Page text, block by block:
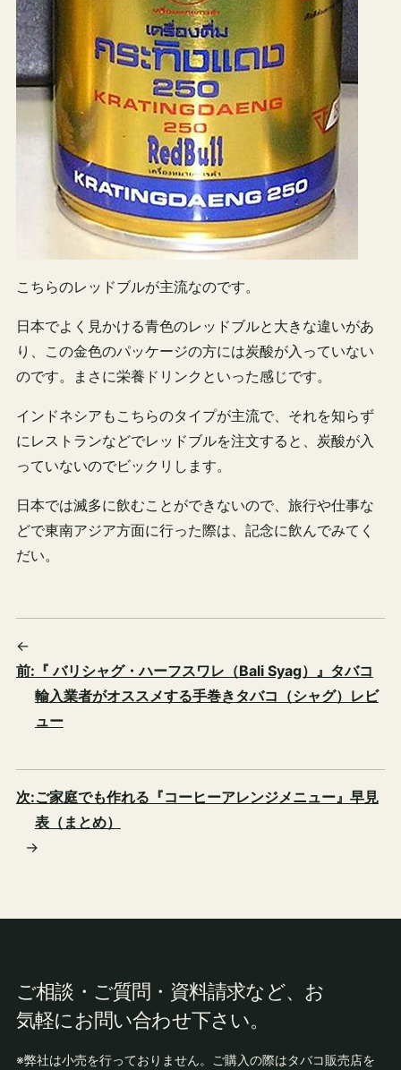
こちらのレッドブルが主流なのです。
日本でよく見かける青色のレッドブルと大きな違いがあ
り、この金色のパッケージの方には炭酸が入っていない
のです。まさに栄養ドリンクといった感じです。
インドネシアもこちらのタイプが主流で、それを知らず
にレストランなどでレッドブルを注文すると、炭酸が入
っていないのでビックリします。
日本では滅多に飲むことができないので、旅行や仕事な
どで東南アジア方面に行った際は、記念に飲んでみてく
だい。
←
前: 『 バリシャグ・ハーフスワレ（Bali Syag）』タバコ
輸入業者がオススメする手巻きタバコ（シャグ）レビ
ュー
次:ご家庭でも作れる『コーヒーアレンジメニュー』早見
表（まとめ）
→
ご相談・ご質問・資料請求など、お
気軽にお問い合わせ下さい。
※弊社は小売を行っておりません。ご購入の際はタバコ販売店を